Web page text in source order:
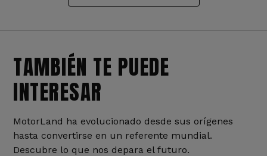
TAMBIÉN TE PUEDE
INTERESAR
MotorLand ha evolucionado desde sus orígenes
hasta convertirse en un referente mundial.
Descubre lo que nos depara el futuro.